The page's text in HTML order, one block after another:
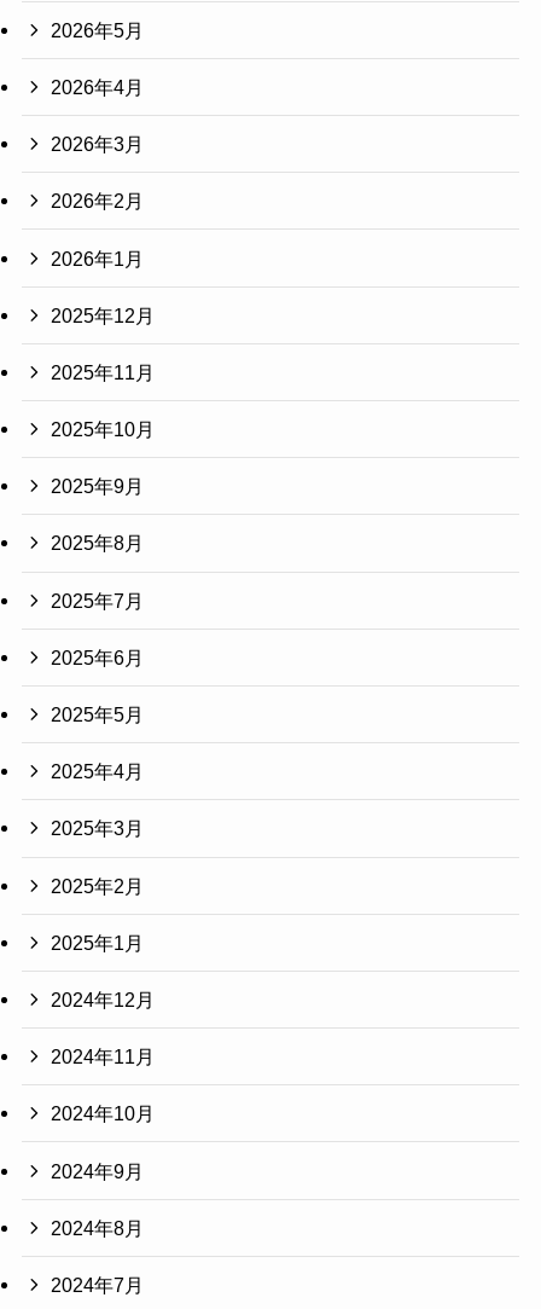
2026年5月
2026年4月
2026年3月
2026年2月
2026年1月
2025年12月
2025年11月
2025年10月
2025年9月
2025年8月
2025年7月
2025年6月
2025年5月
2025年4月
2025年3月
2025年2月
2025年1月
2024年12月
2024年11月
2024年10月
2024年9月
2024年8月
2024年7月